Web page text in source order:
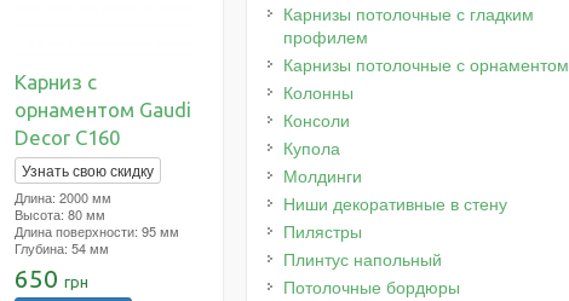
Карниз с
орнаментом Gaudi
Decor C160
Узнать свою скидку
Длина: 2000 мм
Высота: 80 мм
Длина поверхности: 95 мм
Глубина: 54 мм
650 грн
Карнизы потолочные с гладким
профилем
Карнизы потолочные с орнаментом
Колонны
Консоли
Купола
Молдинги
Ниши декоративные в стену
Пилястры
Плинтус напольный
Потолочные бордюры